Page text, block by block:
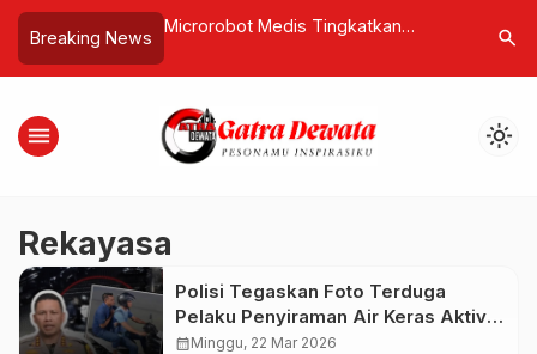
Breaking News
Balap
Mewah Dunia
Microrobot Medis Tingkatkan
Misteri
Purba
search
menu light_mode
Rekayasa
Polisi Tegaskan Foto Terduga
Pelaku Penyiraman Air Keras Aktivis
KontraS adalah Rekayasa AI
calendar_monthMinggu, 22 Mar 2026